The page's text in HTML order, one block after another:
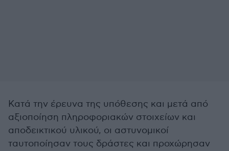
Κατά την έρευνα της υπόθεσης και μετά από
αξιοποίηση πληροφοριακών στοιχείων και
αποδεικτικού υλικού, οι αστυνομικοί
ταυτοποίησαν τους δράστες και προχώρησαν